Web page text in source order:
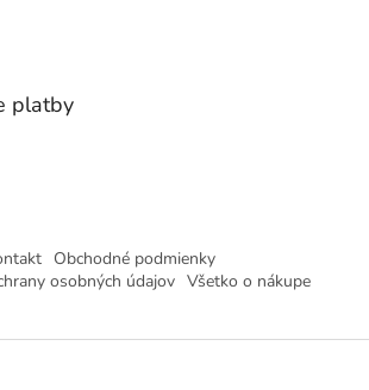
platby
Obchodné podmienky
osobných údajov Všetko o nákupe